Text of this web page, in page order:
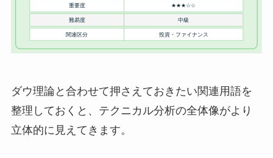
ダウ理論と合わせて押さえておきたい関連用語を
整理しておくと、テクニカル分析の全体像がより
立体的に見えてきます。